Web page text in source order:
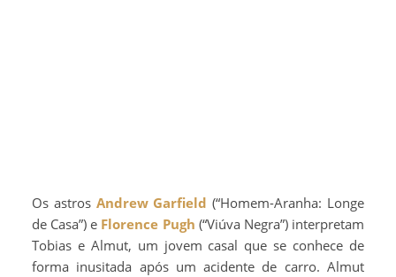
Os astros Andrew Garfield (“Homem-Aranha: Longe
de Casa”) e Florence Pugh (“Viúva Negra”) interpretam
Tobias e Almut, um jovem casal que se conhece de
forma inusitada após um acidente de carro. Almut